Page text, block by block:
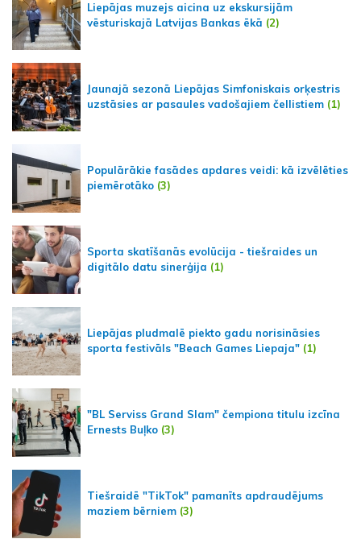
Liepājas muzejs aicina uz ekskursijām
vēsturiskajā Latvijas Bankas ēkā (2)
Jaunajā sezonā Liepājas Simfoniskais orķestris
uzstāsies ar pasaules vadošajiem čellistiem (1)
Populārākie fasādes apdares veidi: kā izvēlēties
piemērotāko (3)
Sporta skatīšanās evolūcija - tiešraides un
digitālo datu sinerģija (1)
Liepājas pludmalē piekto gadu norisināsies
sporta festivāls "Beach Games Liepaja" (1)
"BL Serviss Grand Slam" čempiona titulu izcīna
Ernests Buļko (3)
Tiešraidē "TikTok" pamanīts apdraudējums
maziem bērniem (3)